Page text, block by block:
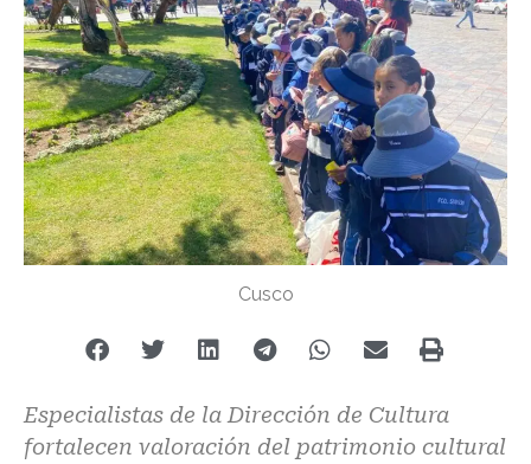
Cusco
Especialistas de la Dirección de Cultura
fortalecen valoración del patrimonio cultural